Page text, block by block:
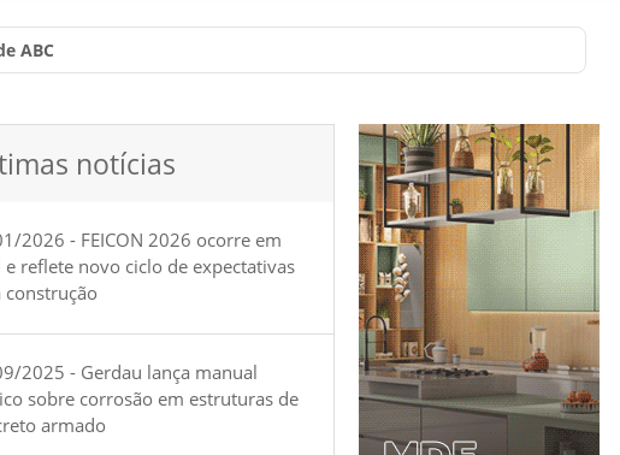
ABC
notícias
2026 - FEICON 2026 ocorre em
reflete novo ciclo de expectativas
construção
2025 - Gerdau lança manual
sobre corrosão em estruturas de
armado